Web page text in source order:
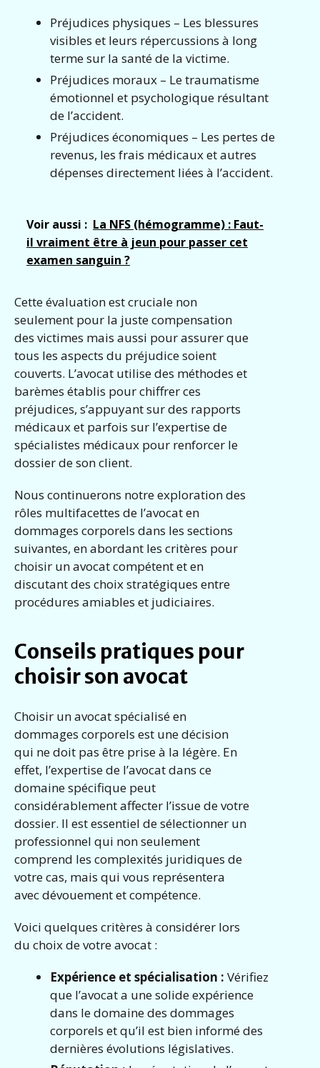
Préjudices physiques – Les blessures
visibles et leurs répercussions à long
terme sur la santé de la victime.
Préjudices moraux – Le traumatisme
émotionnel et psychologique résultant
de l’accident.
Préjudices économiques – Les pertes de
revenus, les frais médicaux et autres
dépenses directement liées à l’accident.
Voir aussi : La NFS (hémogramme) : Faut-
il vraiment être à jeun pour passer cet
examen sanguin ?
Cette évaluation est cruciale non
seulement pour la juste compensation
des victimes mais aussi pour assurer que
tous les aspects du préjudice soient
couverts. L’avocat utilise des méthodes et
barèmes établis pour chiffrer ces
préjudices, s’appuyant sur des rapports
médicaux et parfois sur l’expertise de
spécialistes médicaux pour renforcer le
dossier de son client.
Nous continuerons notre exploration des
rôles multifacettes de l’avocat en
dommages corporels dans les sections
suivantes, en abordant les critères pour
choisir un avocat compétent et en
discutant des choix stratégiques entre
procédures amiables et judiciaires.
Conseils pratiques pour
choisir son avocat
Choisir un avocat spécialisé en
dommages corporels est une décision
qui ne doit pas être prise à la légère. En
effet, l’expertise de l’avocat dans ce
domaine spécifique peut
considérablement affecter l’issue de votre
dossier. Il est essentiel de sélectionner un
professionnel qui non seulement
comprend les complexités juridiques de
votre cas, mais qui vous représentera
avec dévouement et compétence.
Voici quelques critères à considérer lors
du choix de votre avocat :
Expérience et spécialisation : Vérifiez
que l’avocat a une solide expérience
dans le domaine des dommages
corporels et qu’il est bien informé des
dernières évolutions législatives.